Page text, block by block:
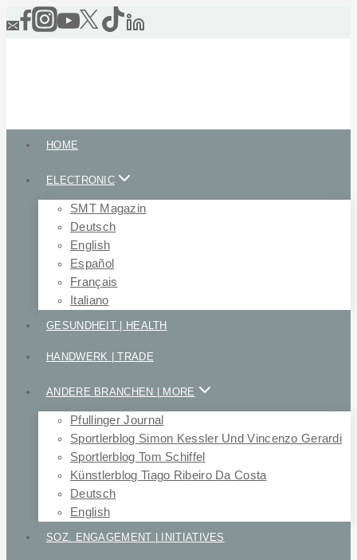
Skip
to
HOME
ELECTRONIC
SMT Magazin
Deutsch
English
Español
Français
Italiano
GESUNDHEIT | HEALTH
HANDWERK | TRADE
ANDERE BRANCHEN | MORE
Pfullinger Journal
Sportlerblog Simon Kessler Und Vincenzo Gerardi
Sportlerblog Tom Schiffel
Künstlerblog Tiago Ribeiro Da Costa
Deutsch
English
SOZ. ENGAGEMENT | INITIATIVES